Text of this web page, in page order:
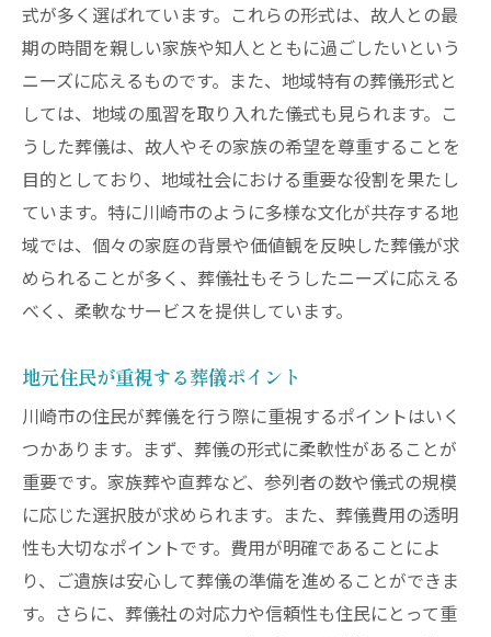
式が多く選ばれています。これらの形式は、故人との最
期の時間を親しい家族や知人とともに過ごしたいという
ニーズに応えるものです。また、地域特有の葬儀形式と
しては、地域の風習を取り入れた儀式も見られます。こ
うした葬儀は、故人やその家族の希望を尊重することを
目的としており、地域社会における重要な役割を果たし
ています。特に川崎市のように多様な文化が共存する地
域では、個々の家庭の背景や価値観を反映した葬儀が求
められることが多く、葬儀社もそうしたニーズに応える
べく、柔軟なサービスを提供しています。
地元住民が重視する葬儀ポイント
川崎市の住民が葬儀を行う際に重視するポイントはいく
つかあります。まず、葬儀の形式に柔軟性があることが
重要です。家族葬や直葬など、参列者の数や儀式の規模
に応じた選択肢が求められます。また、葬儀費用の透明
性も大切なポイントです。費用が明確であることによ
り、ご遺族は安心して葬儀の準備を進めることができま
す。さらに、葬儀社の対応力や信頼性も住民にとって重